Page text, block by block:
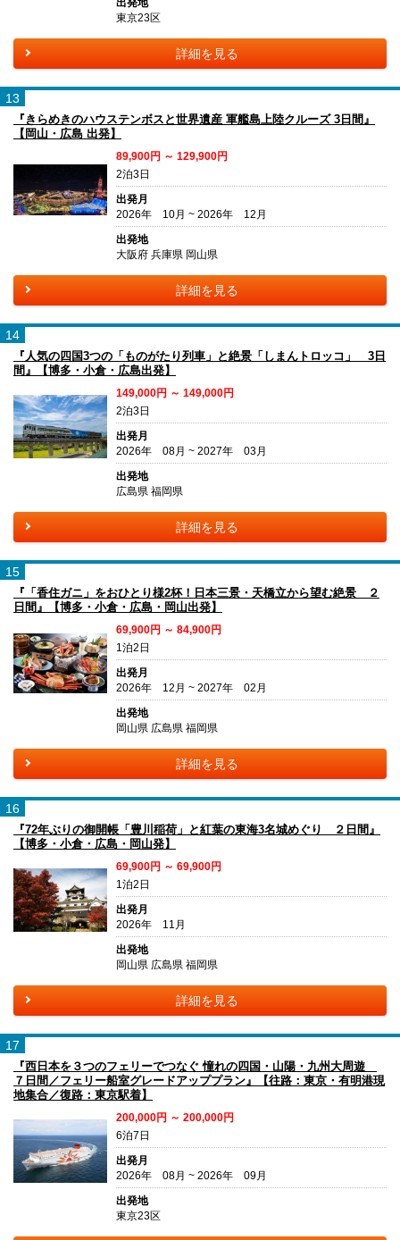
出発地
東京23区
詳細を見る
13
『きらめきのハウステンボスと世界遺産 軍艦島上陸クルーズ 3日間』
【岡山・広島 出発】
89,900円 ～ 129,900円
2泊3日
出発月
2026年 10月 ~ 2026年 12月
出発地
大阪府 兵庫県 岡山県
詳細を見る
14
『人気の四国3つの「ものがたり列車」と絶景「しまんトロッコ」 3日
間』【博多・小倉・広島出発】
149,000円 ～ 149,000円
2泊3日
出発月
2026年 08月 ~ 2027年 03月
出発地
広島県 福岡県
詳細を見る
15
『「香住ガニ」をおひとり様2杯！日本三景・天橋立から望む絶景 ２
日間』【博多・小倉・広島・岡山出発】
69,900円 ～ 84,900円
1泊2日
出発月
2026年 12月 ~ 2027年 02月
出発地
岡山県 広島県 福岡県
詳細を見る
16
『72年ぶりの御開帳「豊川稲荷」と紅葉の東海3名城めぐり ２日間』
【博多・小倉・広島・岡山発】
69,900円 ～ 69,900円
1泊2日
出発月
2026年 11月
出発地
岡山県 広島県 福岡県
詳細を見る
17
『西日本を３つのフェリーでつなぐ 憧れの四国・山陽・九州大周遊
７日間／フェリー船室グレードアッププラン』【往路：東京・有明港現
地集合／復路：東京駅着】
200,000円 ～ 200,000円
6泊7日
出発月
2026年 08月 ~ 2026年 09月
出発地
東京23区